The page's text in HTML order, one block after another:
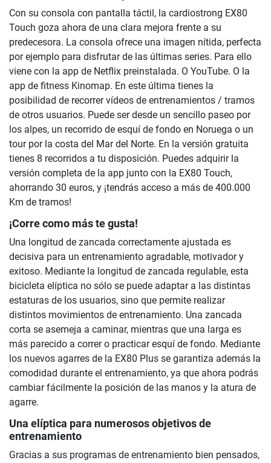
Con su consola con pantalla táctil, la cardiostrong EX80
Touch goza ahora de una clara mejora frente a su
predecesora. La consola ofrece una imagen nítida, perfecta
por ejemplo para disfrutar de las últimas series. Para ello
viene con la app de Netflix preinstalada. O YouTube. O la
app de fitness Kinomap. En este última tienes la
posibilidad de recorrer vídeos de entrenamientos / tramos
de otros usuarios. Puede ser desde un sencillo paseo por
los alpes, un recorrido de esquí de fondo en Noruega o un
tour por la costa del Mar del Norte. En la versión gratuita
tienes 8 recorridos a tu disposición. Puedes adquirir la
versión completa de la app junto con la EX80 Touch,
ahorrando 30 euros, y ¡tendrás acceso a más de 400.000
Km de tramos!
¡Corre como más te gusta!
Una longitud de zancada correctamente ajustada es
decisiva para un entrenamiento agradable, motivador y
exitoso. Mediante la longitud de zancada regulable, esta
bicicleta elíptica no sólo se puede adaptar a las distintas
estaturas de los usuarios, sino que permite realizar
distintos movimientos de entrenamiento. Una zancada
corta se asemeja a caminar, mientras que una larga es
más parecido a correr o practicar esquí de fondo. Mediante
los nuevos agarres de la EX80 Plus se garantiza además la
comodidad durante el entrenamiento, ya que ahora podrás
cambiar fácilmente la posición de las manos y la atura de
agarre.
Una elíptica para numerosos objetivos de
entrenamiento
Gracias a sus programas de entrenamiento bien pensados,